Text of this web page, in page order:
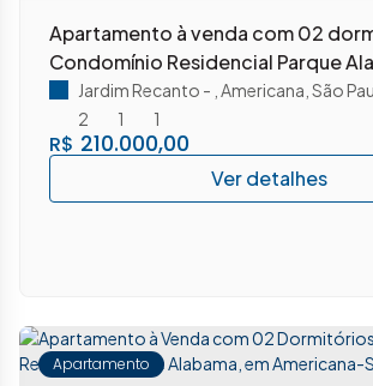
Apartamento à venda com 02
Condomínio Residencial Parque
Americana-SP.
R$ 210.000,00
Jardim Recanto Americana São
2
1 1
Apartamento